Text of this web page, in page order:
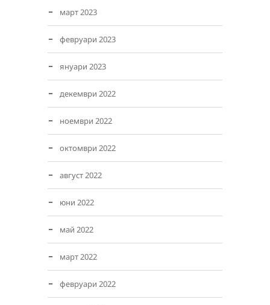
март 2023
февруари 2023
януари 2023
декември 2022
ноември 2022
октомври 2022
август 2022
юни 2022
май 2022
март 2022
февруари 2022